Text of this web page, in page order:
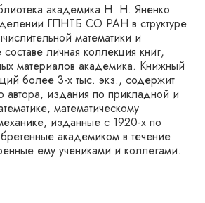
академика Н. Н. Яненко
ГПНТБ СО РАН в структуре
математики и
личная коллекция книг,
материалов академика. Книжный
более 3-х тыс. экз., содержит
автора, издания по прикладной и
математическому
изданные с 1920-х по
академиком в течение
ему учениками и коллегами.